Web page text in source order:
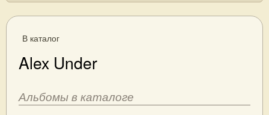
В каталог
Alex Under
Альбомы в каталоге